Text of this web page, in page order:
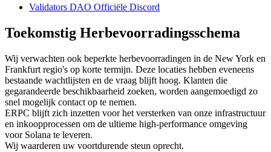
Validators DAO Officiële Discord
Toekomstig Herbevoorradingsschema
Wij verwachten ook beperkte herbevoorradingen in de New York en
Frankfurt regio's op korte termijn. Deze locaties hebben eveneens
bestaande wachtlijsten en de vraag blijft hoog. Klanten die
gegarandeerde beschikbaarheid zoeken, worden aangemoedigd zo
snel mogelijk contact op te nemen.
ERPC blijft zich inzetten voor het versterken van onze infrastructuur
en inkoopprocessen om de ultieme high-performance omgeving
voor Solana te leveren.
Wij waarderen uw voortdurende steun oprecht.